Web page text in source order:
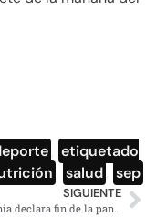
etiquetado
salud sep
SIGUIENTE